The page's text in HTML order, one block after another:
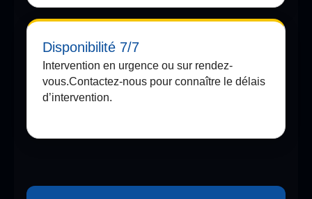
Disponibilité 7/7
Intervention en urgence ou sur rendez-
vous.Contactez-nous pour connaître le délais
d’intervention.